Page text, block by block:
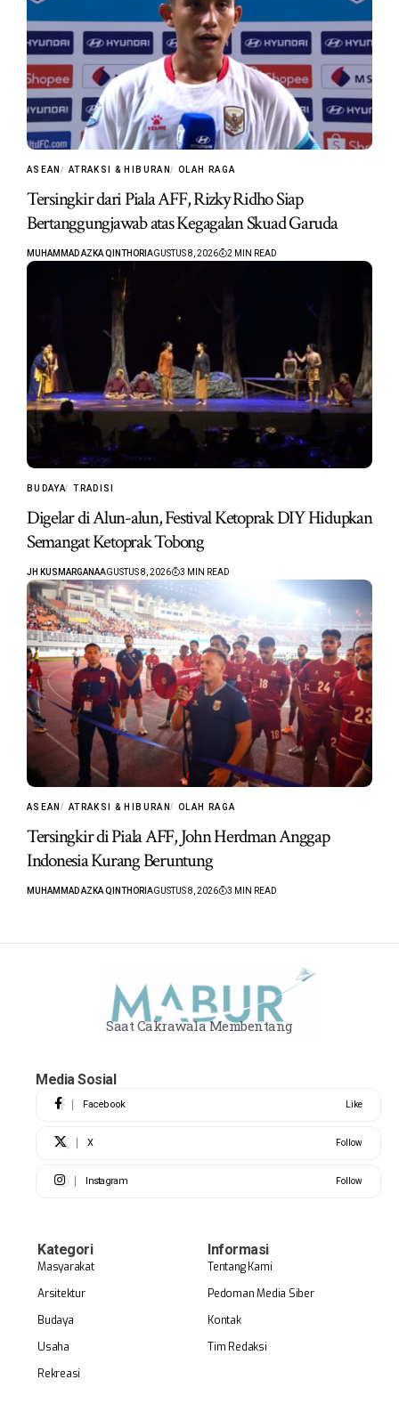
ASEAN ATRAKSI & HIBURAN OLAH RAGA
Tersingkir dari Piala AFF, Rizky Ridho Siap
Bertanggungjawab atas Kegagalan Skuad Garuda
MUHAMMAD AZKA QINTHORI AGUSTUS 8, 2026 2 MIN READ
BUDAYA TRADISI
Digelar di Alun-alun, Festival Ketoprak DIY Hidupkan
Semangat Ketoprak Tobong
JH KUSMARGANAAGUSTUS 8, 2026 3 MIN READ
ASEAN ATRAKSI & HIBURAN OLAH RAGA
Tersingkir di Piala AFF, John Herdman Anggap
Indonesia Kurang Beruntung
MUHAMMAD AZKA QINTHORI AGUSTUS 8, 2026 3 MIN READ
Saat Cakrawala Membentang
Media Sosial
Facebook Like
X Follow
Instagram Follow
Kategori
Masyarakat
Arsitektur
Budaya
Usaha
Rekreasi
Informasi
Tentang Kami
Pedoman Media Siber
Kontak
Tim Redaksi